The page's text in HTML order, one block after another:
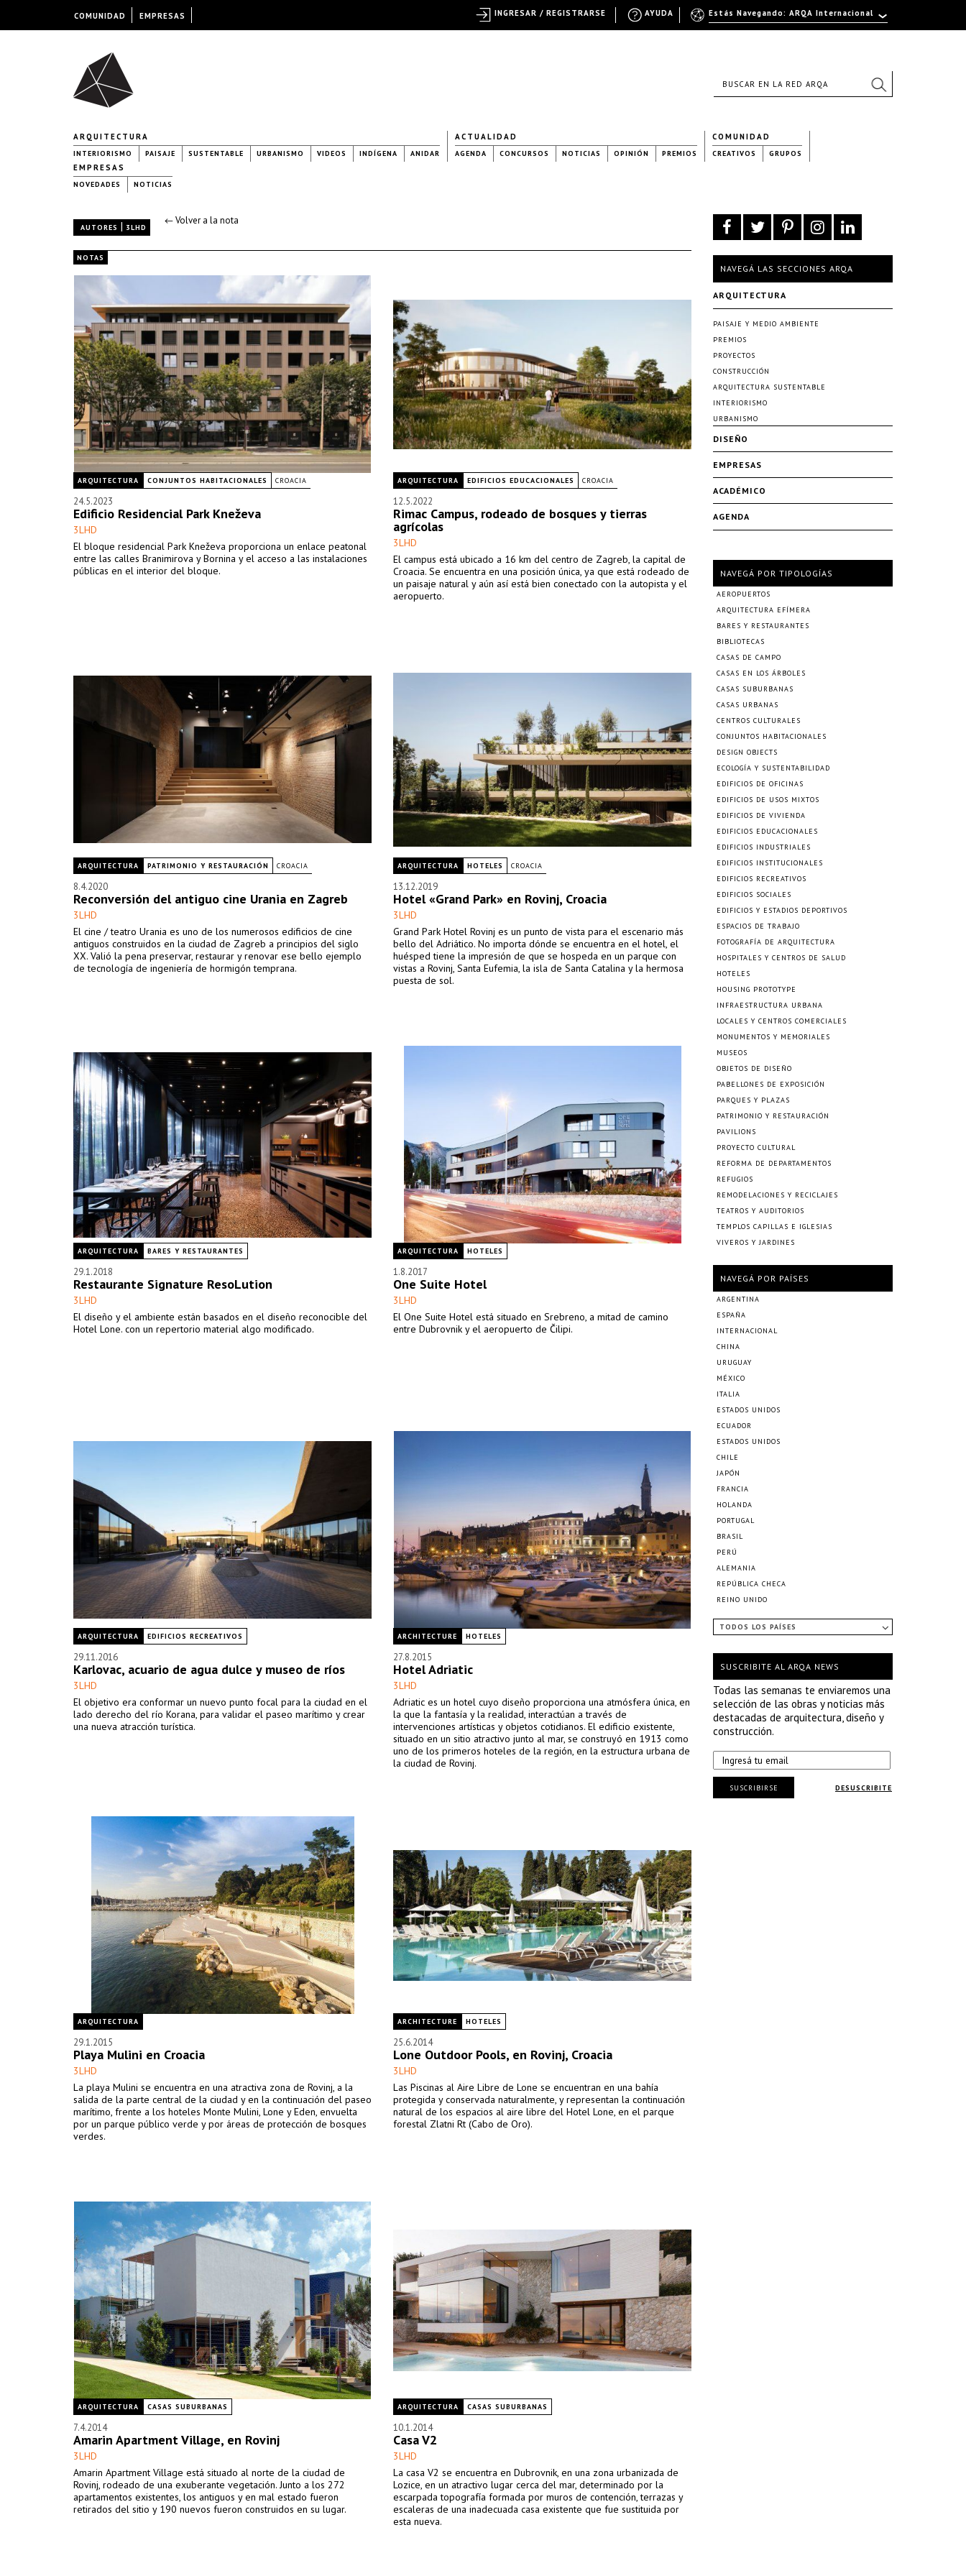
ARQUITECTURA
INTERIORISMO PAISAJE SUSTENTABLE URBANISMO VIDEOS INDÍGENA ANIDAR
ACTUALIDAD
AGENDA CONCURSOS NOTICIAS OPINIÓN PREMIOS
COMUNIDAD
CREATIVOS GRUPOS
EMPRESAS
NOVEDADES NOTICIAS
AUTORES | 3LHD
← Volver a la nota
NOTAS
ARQUITECTURA CONJUNTOS HABITACIONALES CROACIA
24.5.2023
Edificio Residencial Park Kneževa
3LHD
El bloque residencial Park Kneževa proporciona un enlace peatonal
entre las calles Branimirova y Bornina y el acceso a las instalaciones
públicas en el interior del bloque.
ARQUITECTURA EDIFICIOS EDUCACIONALES CROACIA
12.5.2022
Rimac Campus, rodeado de bosques y tierras
agrícolas
3LHD
El campus está ubicado a 16 km del centro de Zagreb, la capital de
Croacia. Se encuentra en una posición única, ya que está rodeado de
un paisaje natural y aún así está bien conectado con la autopista y el
aeropuerto.
ARQUITECTURA PATRIMONIO Y RESTAURACIÓN CROACIA
8.4.2020
Reconversión del antiguo cine Urania en Zagreb
3LHD
El cine / teatro Urania es uno de los numerosos edificios de cine
antiguos construidos en la ciudad de Zagreb a principios del siglo
XX. Valió la pena preservar, restaurar y renovar ese bello ejemplo
de tecnología de ingeniería de hormigón temprana.
ARQUITECTURA HOTELES CROACIA
13.12.2019
Hotel «Grand Park» en Rovinj, Croacia
3LHD
Grand Park Hotel Rovinj es un punto de vista para el escenario más
bello del Adriático. No importa dónde se encuentra en el hotel, el
huésped tiene la impresión de que se hospeda en un parque con
vistas a Rovinj, Santa Eufemia, la isla de Santa Catalina y la hermosa
puesta de sol.
ARQUITECTURA BARES Y RESTAURANTES
29.1.2018
Restaurante Signature ResoLution
3LHD
El diseño y el ambiente están basados en el diseño reconocible del
Hotel Lone. con un repertorio material algo modificado.
ARQUITECTURA HOTELES
1.8.2017
One Suite Hotel
3LHD
El One Suite Hotel está situado en Srebreno, a mitad de camino
entre Dubrovnik y el aeropuerto de Čilipi.
ARQUITECTURA EDIFICIOS RECREATIVOS
29.11.2016
Karlovac, acuario de agua dulce y museo de ríos
3LHD
El objetivo era conformar un nuevo punto focal para la ciudad en el
lado derecho del río Korana, para validar el paseo marítimo y crear
una nueva atracción turística.
ARCHITECTURE HOTELES
27.8.2015
Hotel Adriatic
3LHD
Adriatic es un hotel cuyo diseño proporciona una atmósfera única, en
la que la fantasía y la realidad, interactúan a través de
intervenciones artísticas y objetos cotidianos. El edificio existente,
situado en un sitio atractivo junto al mar, se construyó en 1913 como
uno de los primeros hoteles de la región, en la estructura urbana de
la ciudad de Rovinj.
ARQUITECTURA
29.1.2015
Playa Mulini en Croacia
3LHD
La playa Mulini se encuentra en una atractiva zona de Rovinj, a la
salida de la parte central de la ciudad y en la continuación del paseo
marítimo, frente a los hoteles Monte Mulini, Lone y Eden, envuelta
por un parque público verde y por áreas de protección de bosques
verdes.
ARCHITECTURE HOTELES
25.6.2014
Lone Outdoor Pools, en Rovinj, Croacia
3LHD
Las Piscinas al Aire Libre de Lone se encuentran en una bahía
protegida y conservada naturalmente, y representan la continuación
natural de los espacios al aire libre del Hotel Lone, en el parque
forestal Zlatni Rt (Cabo de Oro).
ARQUITECTURA CASAS SUBURBANAS
7.4.2014
Amarin Apartment Village, en Rovinj
3LHD
Amarin Apartment Village está situado al norte de la ciudad de
Rovinj, rodeado de una exuberante vegetación. Junto a los 272
apartamentos existentes, los antiguos y en mal estado fueron
retirados del sitio y 190 nuevos fueron construidos en su lugar.
ARQUITECTURA CASAS SUBURBANAS
10.1.2014
Casa V2
3LHD
La casa V2 se encuentra en Dubrovnik, en una zona urbanizada de
Lozice, en un atractivo lugar cerca del mar, determinado por la
escarpada topografía formada por muros de contención, terrazas y
escaleras de una inadecuada casa existente que fue sustituida por
esta nueva.
NAVEGÁ LAS SECCIONES ARQA
ARQUITECTURA
PAISAJE Y MEDIO AMBIENTE
PREMIOS
PROYECTOS
CONSTRUCCIÓN
ARQUITECTURA SUSTENTABLE
INTERIORISMO
URBANISMO
DISEÑO
EMPRESAS
ACADÉMICO
AGENDA
NAVEGÁ POR TIPOLOGÍAS
AEROPUERTOS
ARQUITECTURA EFÍMERA
BARES Y RESTAURANTES
BIBLIOTECAS
CASAS DE CAMPO
CASAS EN LOS ÁRBOLES
CASAS SUBURBANAS
CASAS URBANAS
CENTROS CULTURALES
CONJUNTOS HABITACIONALES
DESIGN OBJECTS
ECOLOGÍA Y SUSTENTABILIDAD
EDIFICIOS DE OFICINAS
EDIFICIOS DE USOS MIXTOS
EDIFICIOS DE VIVIENDA
EDIFICIOS EDUCACIONALES
EDIFICIOS INDUSTRIALES
EDIFICIOS INSTITUCIONALES
EDIFICIOS RECREATIVOS
EDIFICIOS SOCIALES
EDIFICIOS Y ESTADIOS DEPORTIVOS
ESPACIOS DE TRABAJO
FOTOGRAFÍA DE ARQUITECTURA
HOSPITALES Y CENTROS DE SALUD
HOTELES
HOUSING PROTOTYPE
INFRAESTRUCTURA URBANA
LOCALES Y CENTROS COMERCIALES
MONUMENTOS Y MEMORIALES
MUSEOS
OBJETOS DE DISEÑO
PABELLONES DE EXPOSICIÓN
PARQUES Y PLAZAS
PATRIMONIO Y RESTAURACIÓN
PAVILIONS
PROYECTO CULTURAL
REFORMA DE DEPARTAMENTOS
REFUGIOS
REMODELACIONES Y RECICLAJES
TEATROS Y AUDITORIOS
TEMPLOS CAPILLAS E IGLESIAS
VIVEROS Y JARDINES
NAVEGÁ POR PAÍSES
ARGENTINA
ESPAÑA
INTERNACIONAL
CHINA
URUGUAY
MÉXICO
ITALIA
ESTADOS UNIDOS
ECUADOR
ESTADOS UNIDOS
CHILE
JAPÓN
FRANCIA
HOLANDA
PORTUGAL
BRASIL
PERÚ
ALEMANIA
REPÚBLICA CHECA
REINO UNIDO
TODOS LOS PAÍSES
SUSCRIBITE AL ARQA NEWS
Todas las semanas te enviaremos una
selección de las obras y noticias más
destacadas de arquitectura, diseño y
construcción.
DESUSCRIBITE
SUSCRIBIRSE
COMUNIDAD EMPRESAS Estás Navegando: ARQA Internacional
AYUDA
INGRESAR / REGISTRARSE